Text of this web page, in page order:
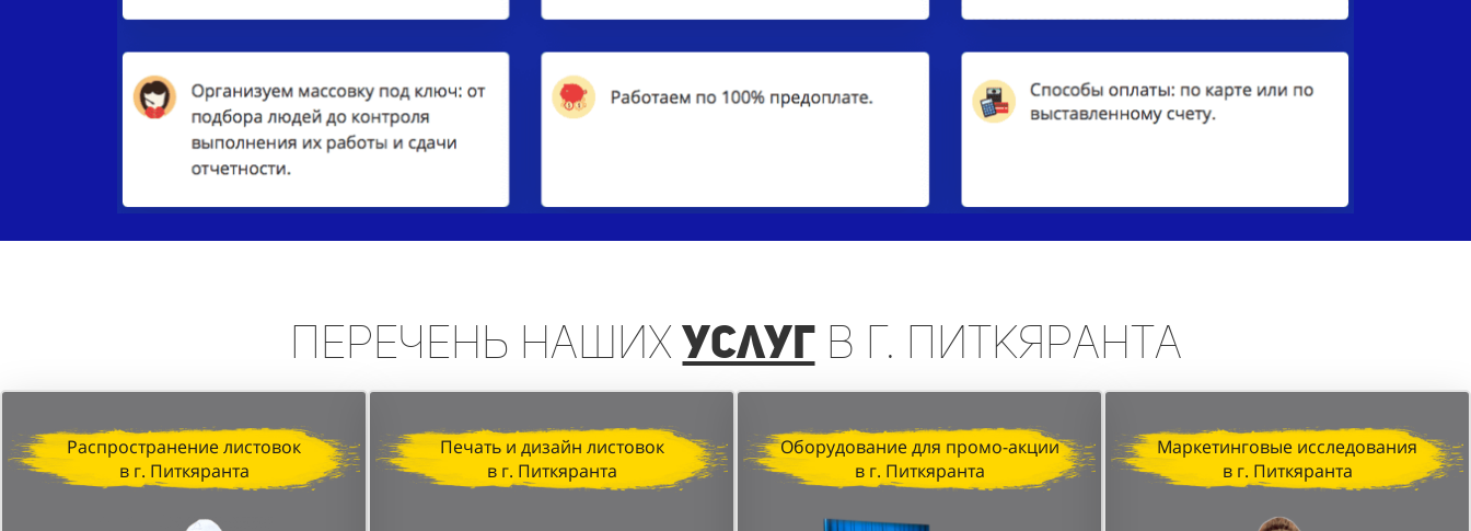
Перечень нашихуслугв г. Питкяранта
Распространение листовок
в г. Питкяранта
Печать и дизайн листовок
в г. Питкяранта
Оборудование для промо-акции
в г. Питкяранта
Маркетинговые исследования
в г. Питкяранта